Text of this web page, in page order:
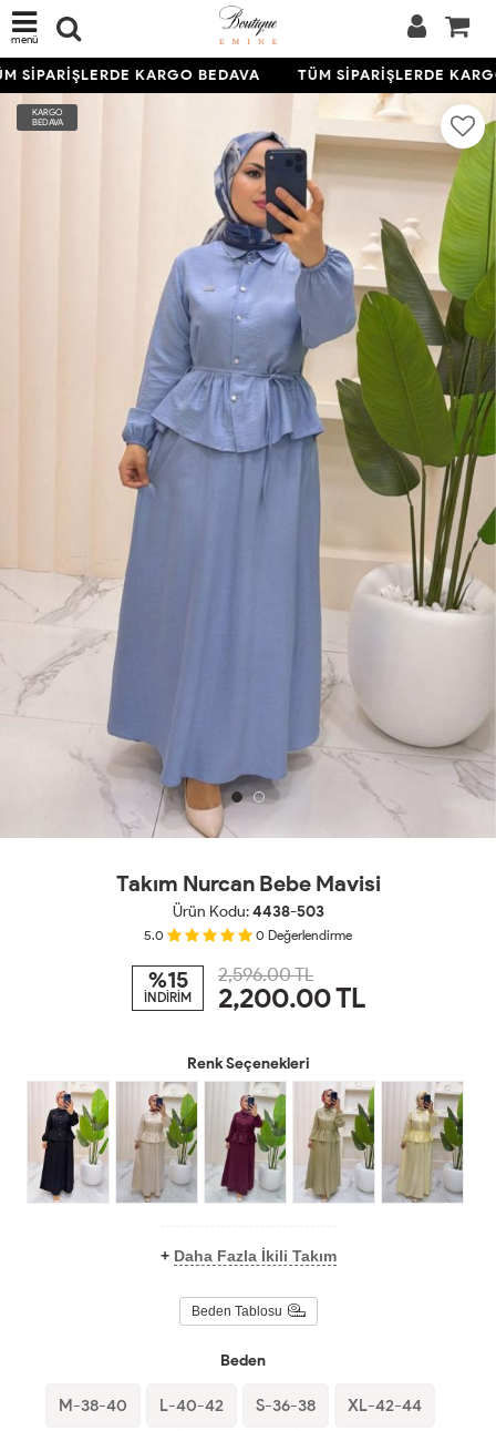
menü
SİPARİŞLERDE KARGO BEDAVA TÜM SİPARİŞLERDE
KARGO
BEDAVA
Takım Nurcan Bebe Mavisi
Ürün Kodu:4438-503
5.0 0 Değerlendirme
%15
İNDİRİM
2,596.00 TL
2,200.00TL
Renk Seçenekleri
+ Daha Fazla İkili Takım
Beden Tablosu
Beden
M-38-40 L-40-42 S-36-38 XL-42-44